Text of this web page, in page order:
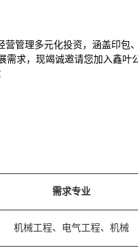
管理多元化投资，涵盖印
求，现竭诚邀请您加入鑫
需求专业
机械工程、电气工程、机械